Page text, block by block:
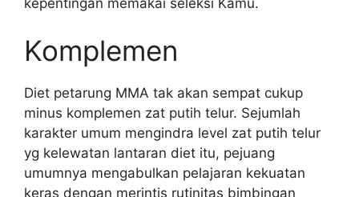
Komplemen
Diet petarung MMA tak akan sempat cukup
minus komplemen zat putih telur. Sejumlah
karakter umum mengindra level zat putih telur
yg kelewatan lantaran diet itu, pejuang
umumnya mengabulkan pelajaran kekuatan
keras dengan merintis rutinitas bimbingan